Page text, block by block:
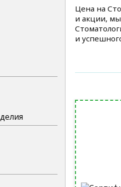
Цена на
и акции,
и